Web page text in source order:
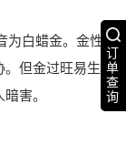
订
单
查
询
为白蜡金。金性
。但金过旺易生
害。